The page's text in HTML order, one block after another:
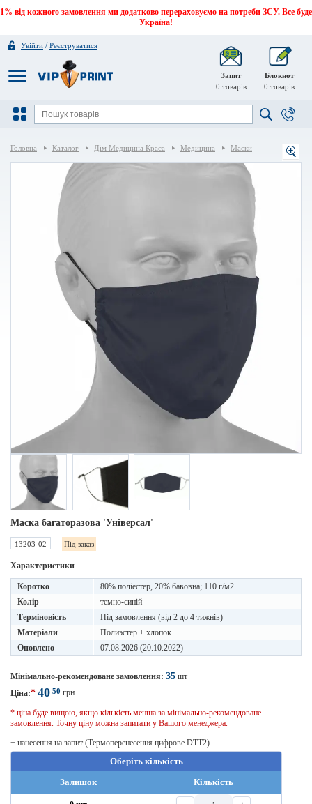
1% від кожного замовлення ми додатково перераховуємо на потреби ЗСУ. Все буде
Україна!
Увійти /Реєструватися
Запит
0 товарів
Блокнот
0 товарів
Головна Каталог Дім Медицина Краса Медицина Маски
Маска багаторазова 'Універсал'
13203-02 Під заказ
Характеристики
Коротко
80% поліестер, 20% бавовна; 110 г/м2
Колір
темно-синій
Терміновість
Під замовлення (від 2 до 4 тижнів)
Матеріали
Полиэстер + хлопок
Оновлено
07.08.2026 (20.10.2022)
Мінімально-рекомендоване замовлення: 35 шт
Ціна:* 40 50 грн
* ціна буде вищою, якщо кількість менша за мінімально-рекомендоване
замовлення. Точну ціну можна запитати у Вашого менеджера.
+ нанесення на запит (Термоперенесення цифрове DTT2)
Оберіть кількість
Залишок
Кількість